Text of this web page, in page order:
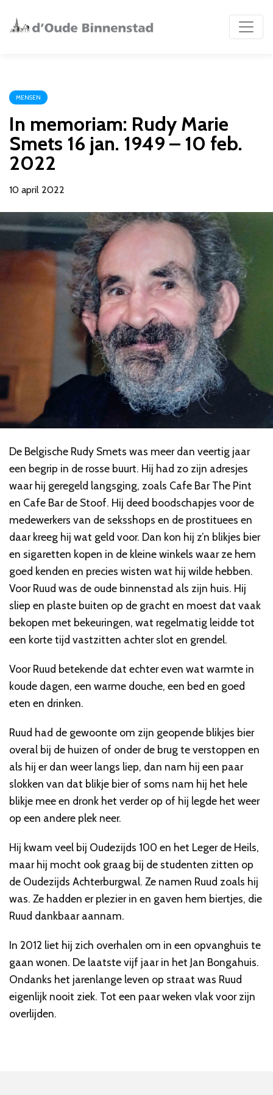
MENSEN
In memoriam: Rudy Marie
Smets 16 jan. 1949 – 10 feb.
2022
10 april 2022
De Belgische Rudy Smets was meer dan veertig jaar
een begrip in de rosse buurt. Hij had zo zijn adresjes
waar hij geregeld langsging, zoals Cafe Bar The Pint
en Cafe Bar de Stoof. Hij deed boodschapjes voor de
medewerkers van de seksshops en de prostituees en
daar kreeg hij wat geld voor. Dan kon hij z’n blikjes bier
en sigaretten kopen in de kleine winkels waar ze hem
goed kenden en precies wisten wat hij wilde hebben.
Voor Ruud was de oude binnenstad als zijn huis. Hij
sliep en plaste buiten op de gracht en moest dat vaak
bekopen met bekeuringen, wat regelmatig leidde tot
een korte tijd vastzitten achter slot en grendel.
Voor Ruud betekende dat echter even wat warmte in
koude dagen, een warme douche, een bed en goed
eten en drinken.
Ruud had de gewoonte om zijn geopende blikjes bier
overal bij de huizen of onder de brug te verstoppen en
als hij er dan weer langs liep, dan nam hij een paar
slokken van dat blikje bier of soms nam hij het hele
blikje mee en dronk het verder op of hij legde het weer
op een andere plek neer.
Hij kwam veel bij Oudezijds 100 en het Leger de Heils,
maar hij mocht ook graag bij de studenten zitten op
de Oudezijds Achterburgwal. Ze namen Ruud zoals hij
was. Ze hadden er plezier in en gaven hem biertjes, die
Ruud dankbaar aannam.
In 2012 liet hij zich overhalen om in een opvanghuis te
gaan wonen. De laatste vijf jaar in het Jan Bongahuis.
Ondanks het jarenlange leven op straat was Ruud
eigenlijk nooit ziek. Tot een paar weken vlak voor zijn
overlijden.